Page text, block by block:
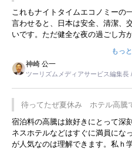
これもナイトタイムエコノミーの
言わせると、日本は安全、清潔、
いです。ただ健全な夜の過ごし方
ような意味で、金曜夜にこのよう
限らず外国人にとっても楽しみが
もっ
神崎 公一
ツーリズムメディアサービス編集長
待ってたぜ夏休み ホテル高騰
宿泊料の高騰は旅好きにとって深
ネスホテルなどはすぐに満員にな
が人気なのは理解できます。私ｈ